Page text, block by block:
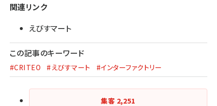
関連リンク
えびすマート
この記事のキーワード
#CRITEO #えびすマート #インターファクトリー
集客 2,251